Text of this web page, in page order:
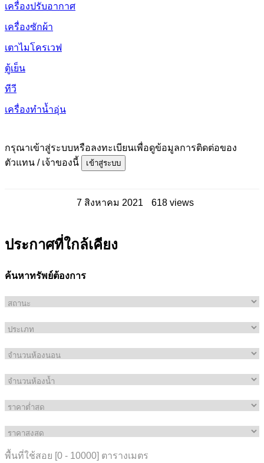
เครื่องปรับอากาศ
เครื่องซักผ้า
เตาไมโครเวฟ
ตู้เย็น
ทีวี
เครื่องทำน้ำอุ่น
กรุณาเข้าสู่ระบบหรือลงทะเบียนเพื่อดูข้อมูลการติดต่อของ
ตัวแทน / เจ้าของนี้
เข้าสู่ระบบ
7 สิงหาคม 2021 618 views
ประกาศที่ใกล้เคียง
ค้นหาทรัพย์ต้องการ
พื้นที่ใช้สอย [0 - 10000] ตารางเมตร